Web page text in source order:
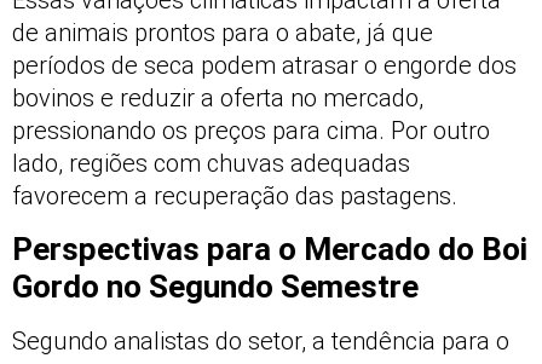
de animais prontos para o abate, já que
períodos de seca podem atrasar o engorde dos
bovinos e reduzir a oferta no mercado,
pressionando os preços para cima. Por outro
lado, regiões com chuvas adequadas
favorecem a recuperação das pastagens.
Perspectivas para o Mercado do Boi
Gordo no Segundo Semestre
Segundo analistas do setor, a tendência para o